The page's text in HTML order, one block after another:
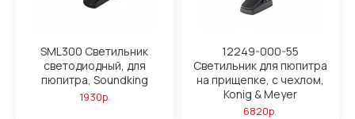
SML300 Светильник
светодиодный, для
пюпитра, Soundking
1930р.
12249-000-55
Светильник для пюпитра
на прищепке, с чехлом,
Konig & Meyer
6820р.